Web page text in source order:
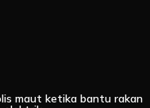
maut ketika bantu rakan